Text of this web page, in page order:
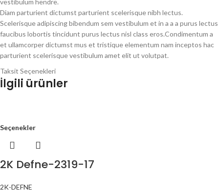
vestibulum hendre.
Diam parturient dictumst parturient scelerisque nibh lectus.
Scelerisque adipiscing bibendum sem vestibulum et in a a a purus lectus
faucibus lobortis tincidunt purus lectus nisl class eros.Condimentum a
et ullamcorper dictumst mus et tristique elementum nam inceptos hac
parturient scelerisque vestibulum amet elit ut volutpat.
Taksit Seçenekleri
İlgili ürünler
Seçenekler
2K Defne-2319-17
2K-DEFNE